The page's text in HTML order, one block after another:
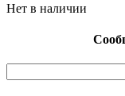
Нет в наличии